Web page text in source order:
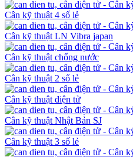
Cân kỹ thuật 4 số lẻ
Cân kỹ thuật LN Vibra japan
Cân kỹ thuật chống nước
Cân kỹ thuật 2 số lẻ
Cân kỹ thuật điện tử
Cân kỹ thuật Nhật Bản SJ
Cân kỹ thuật 3 số lẻ